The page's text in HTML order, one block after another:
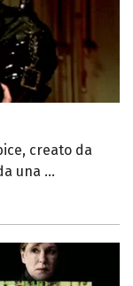
creato da
una ...